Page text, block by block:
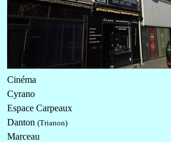
Cinéma
Cyrano
Espace Carpeaux
Danton (Trianon)
Marceau